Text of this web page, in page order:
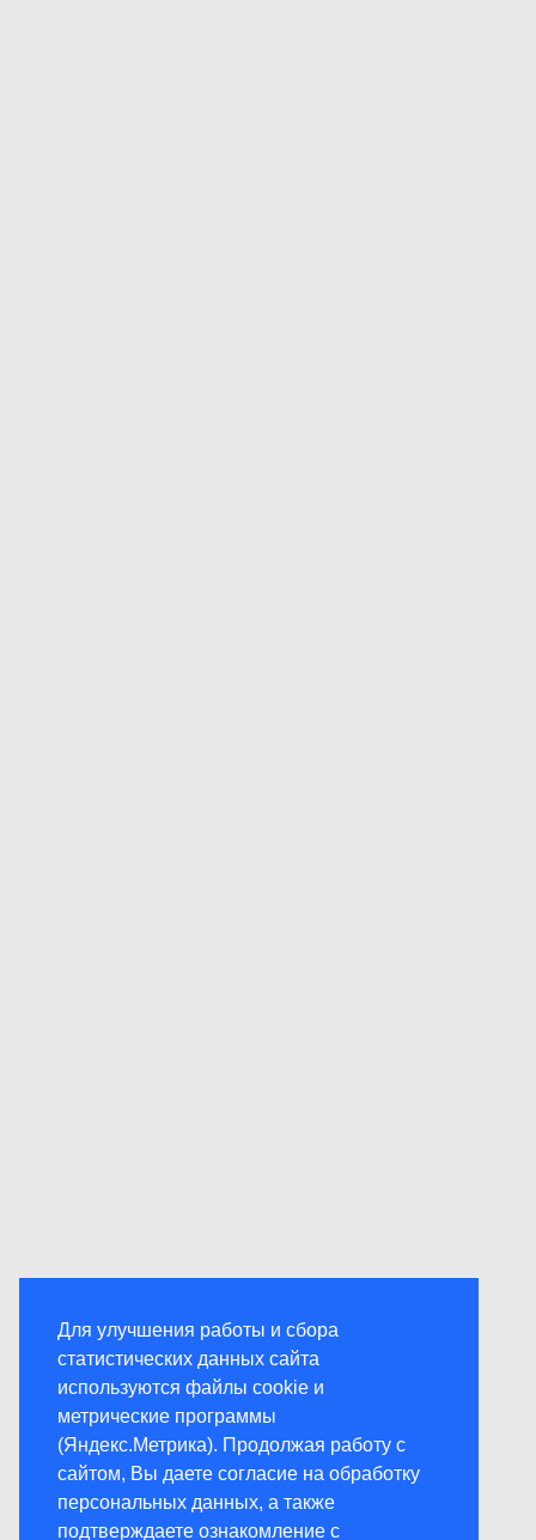
Для улучшения работы и сбора
статистических данных сайта
используются файлы cookie и
метрические программы
(Яндекс.Метрика). Продолжая работу с
сайтом, Вы даете согласие на обработку
персональных данных, а также
подтверждаете ознакомление с